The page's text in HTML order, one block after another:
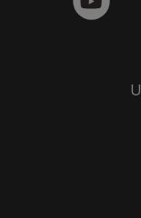
youtube